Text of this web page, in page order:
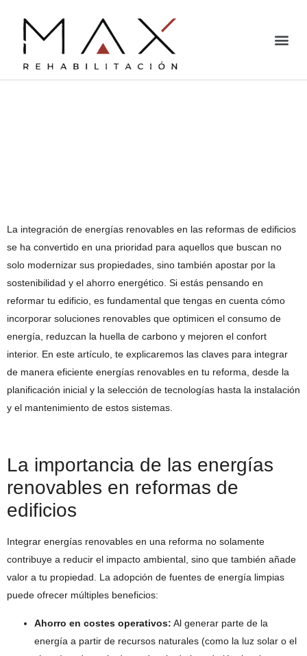
La integración de energías renovables en las reformas de edificios
se ha convertido en una prioridad para aquellos que buscan no
solo modernizar sus propiedades, sino también apostar por la
sostenibilidad y el ahorro energético. Si estás pensando en
reformar tu edificio, es fundamental que tengas en cuenta cómo
incorporar soluciones renovables que optimicen el consumo de
energía, reduzcan la huella de carbono y mejoren el confort
interior. En este artículo, te explicaremos las claves para integrar
de manera eficiente energías renovables en tu reforma, desde la
planificación inicial y la selección de tecnologías hasta la instalación
y el mantenimiento de estos sistemas.
La importancia de las energías
renovables en reformas de
edificios
Integrar energías renovables en una reforma no solamente
contribuye a reducir el impacto ambiental, sino que también añade
valor a tu propiedad. La adopción de fuentes de energía limpias
puede ofrecer múltiples beneficios:
Ahorro en costes operativos: Al generar parte de la
energía a partir de recursos naturales (como la luz solar o el